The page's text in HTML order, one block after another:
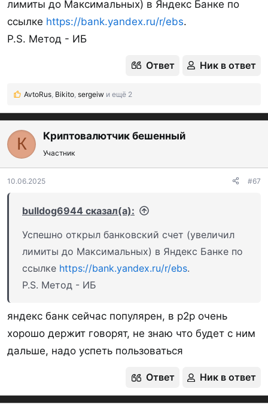
Венец банк
Газэнергобанк
Дальневосточный банк
ИБ
ДОМ.РФ банк
Интеза банк
Еврофинанс Моснарбанк
Инбанк
ИПБ
ИТБ
ИБ
Итуруп банк
Контур Банк
лимиты до Максимальных) в Яндекс Банке по
ссылке https://bank.yandex.ru/r/ebs.
P.S. Метод - ИБ
Ответ Ник в ответ
Р
а
к
и
и
:
AvtoRus Bikito sergeiw и ещё 2
К Криптовалютчик бешенный
Участник
10.06.2025 #67
bulldog6944 сказал(а):
Успешно открыл банковский счет (увеличил
лимиты до Максимальных) в Яндекс Банке по
ссылке https://bank.yandex.ru/r/ebs.
P.S. Метод - ИБ
яндекс банк сейчас популярен, в р2р очень
хорошо держит говорят, не знаю что будет с ним
дальше, надо успеть пользоваться
Ответ Ник в ответ